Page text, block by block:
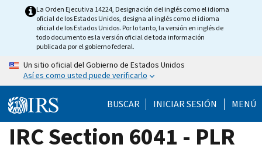
La Orden Ejecutiva 14224, Designación del inglés como el idioma
oficial de los Estados Unidos, designa al inglés como el idioma
oficial de los Estados Unidos. Por lo tanto, la versión en inglés de
todo documento es la versión oficial de toda información
publicada por el gobierno federal.
Un sitio oficial del Gobierno de Estados Unidos
Así es como usted puede verificarlo
BUSCAR INICIAR SESIÓN MENÚ
IRC Section 6041 - PLR